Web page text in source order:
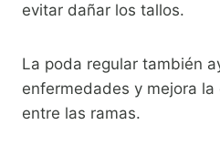
evitar dañar los tallos.
La poda regular también
enfermedades y mejora
entre las ramas.